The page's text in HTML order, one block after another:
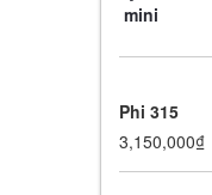
Phi 315
3,150,000₫